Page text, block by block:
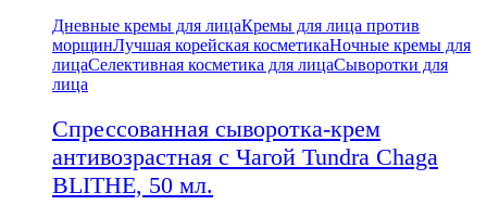
Дневные кремы для лицаКремы для лица против
морщинЛучшая корейская косметикаНочные кремы для
лицаСелективная косметика для лицаСыворотки для
лица
Спрессованная сыворотка-крем
антивозрастная с Чагой Tundra Chaga
BLITHE, 50 мл.